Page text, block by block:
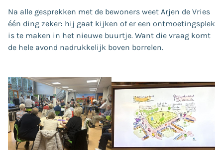
Na alle gesprekken met de bewoners weet Arjen de Vries
één ding zeker: hij gaat kijken of er een ontmoetingsplek
is te maken in het nieuwe buurtje. Want die vraag komt
de hele avond nadrukkelijk boven borrelen.